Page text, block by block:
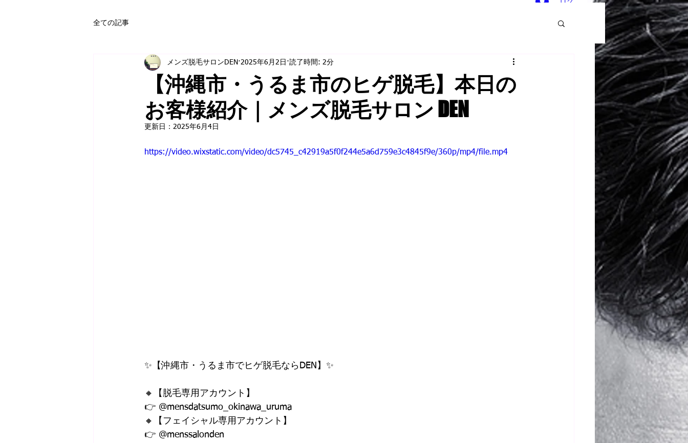
ログイン
全ての記事
【沖縄市・うるま市のヒゲ脱毛】本日の
お客様紹介｜メンズ脱毛サロン DEN
メンズ脱毛サロンDEN 2025年6月2日 読了時間: 2分
更新日： 2025年6月4日
https://video.wixstatic.com/video/dc5745_c42919a5f0f244e5a6d759e3c4845f9e/360p/mp4/file.mp4
✨【沖縄市・うるま市でヒゲ脱毛ならDEN】✨
🔸【脱毛専用アカウント】
👉 @mensdatsumo_okinawa_uruma
🔸【フェイシャル専用アカウント】
👉 @menssalonden